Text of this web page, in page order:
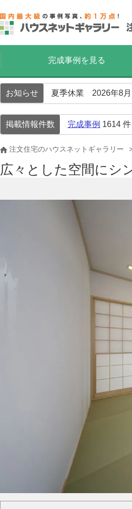
完成事例を見る
お知らせ 夏季休業 2026年8
掲載情報件数 完成事例 1614 件
注文住宅のハウスネットギャラリー
広々とした空間にシ